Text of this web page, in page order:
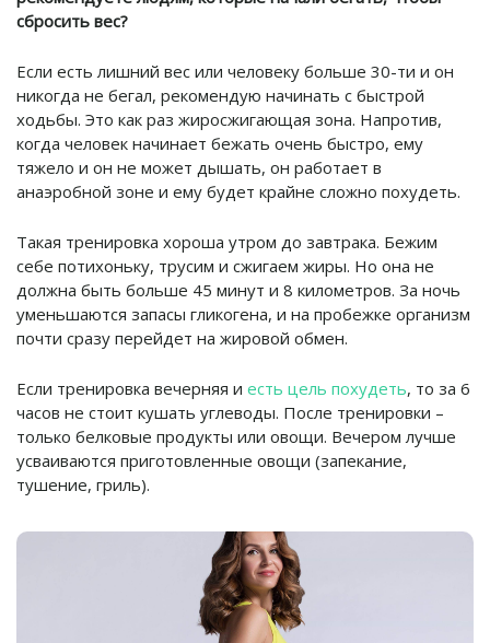
сбросить вес?
Если есть лишний вес или человеку больше 30-ти и он
никогда не бегал, рекомендую начинать с быстрой
ходьбы. Это как раз жиросжигающая зона. Напротив,
когда человек начинает бежать очень быстро, ему
тяжело и он не может дышать, он работает в
анаэробной зоне и ему будет крайне сложно похудеть.
Такая тренировка хороша утром до завтрака. Бежим
себе потихоньку, трусим и сжигаем жиры. Но она не
должна быть больше 45 минут и 8 километров. За ночь
уменьшаются запасы гликогена, и на пробежке организм
почти сразу перейдет на жировой обмен.
Если тренировка вечерняя и есть цель похудеть, то за 6
часов не стоит кушать углеводы. После тренировки –
только белковые продукты или овощи. Вечером лучше
усваиваются приготовленные овощи (запекание,
тушение, гриль).